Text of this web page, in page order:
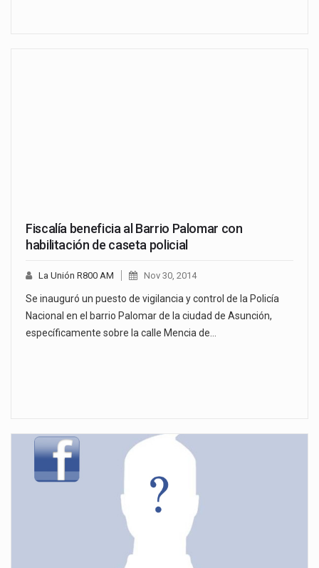
Fiscalía beneficia al Barrio Palomar con
habilitación de caseta policial
La Unión R800 AM Nov 30, 2014
Se inauguró un puesto de vigilancia y control de la Policía
Nacional en el barrio Palomar de la ciudad de Asunción,
específicamente sobre la calle Mencia de…